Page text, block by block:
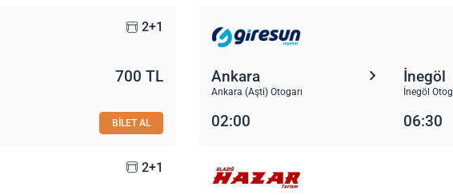
2+1
700 TL
BİLET AL
Ankara
Ankara (Aşti) Otogarı
İnegöl
İnegöl
02:00 06:30
2+1